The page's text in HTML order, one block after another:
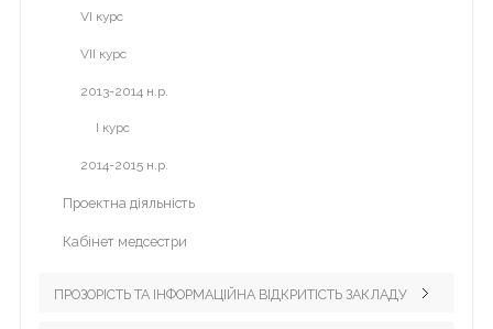
VІ курс
VІІ курс
2013-2014 н.р.
І курс
2014-2015 н.р.
Проектна діяльність
Кабінет медсестри
ПРОЗОРІСТЬ ТА ІНФОРМАЦІЙНА ВІДКРИТІСТЬ ЗАКЛАДУ